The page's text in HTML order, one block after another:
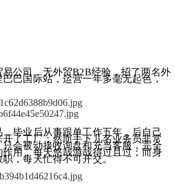
公司，无外贸B2B经验，招了两名外
巴国际站，运营一年多毫无起色，
毕业后从事跟单工作五年，后自己
了工厂；然而手下几名业务员非常
会被动接收询盘和充当客服，完全
用，每天悠哉游哉得过且过；而身
，每天忙得不可开交。